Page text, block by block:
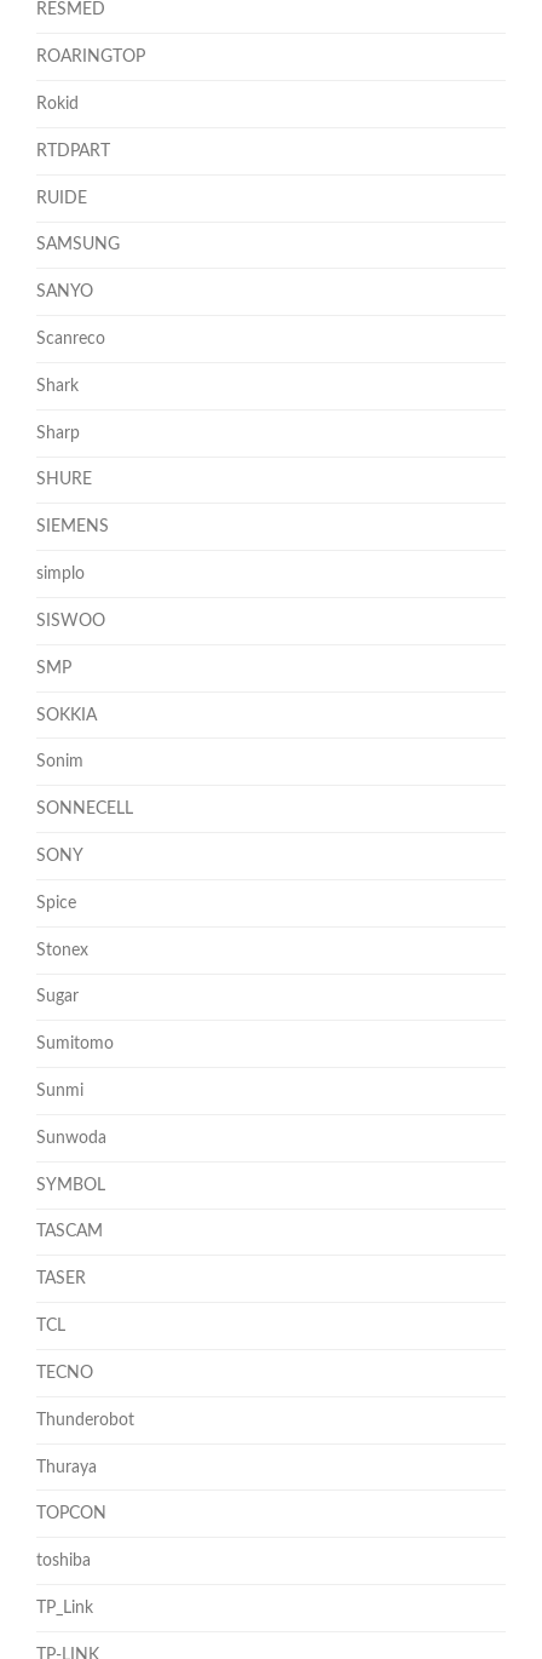
RESMED
ROARINGTOP
Rokid
RTDPART
RUIDE
SAMSUNG
SANYO
Scanreco
Shark
Sharp
SHURE
SIEMENS
simplo
SISWOO
SMP
SOKKIA
Sonim
SONNECELL
SONY
Spice
Stonex
Sugar
Sumitomo
Sunmi
Sunwoda
SYMBOL
TASCAM
TASER
TCL
TECNO
Thunderobot
Thuraya
TOPCON
toshiba
TP_Link
TP-LINK